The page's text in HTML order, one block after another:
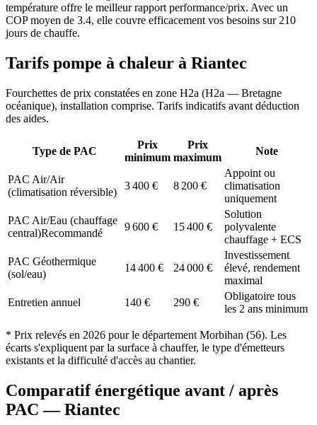
température offre le meilleur rapport performance/prix. Avec un
COP moyen de 3.4, elle couvre efficacement vos besoins sur 210
jours de chauffe.
Tarifs pompe à chaleur à Riantec
Fourchettes de prix constatées en zone H2a (H2a — Bretagne
océanique), installation comprise. Tarifs indicatifs avant déduction
des aides.
Type de PAC
Prix
minimum
Prix
maximum
Note
PAC Air/Air
(climatisation réversible)
3 400 € 8 200 €
Appoint ou
climatisation
uniquement
PAC Air/Eau (chauffage
central)Recommandé
9 600 € 15 400 €
Solution
polyvalente
chauffage + ECS
PAC Géothermique
(sol/eau)
14 400 € 24 000 €
Investissement
élevé, rendement
maximal
Entretien annuel
140 € 290 €
Obligatoire tous
les 2 ans minimum
* Prix relevés en 2026 pour le département Morbihan (56). Les
écarts s'expliquent par la surface à chauffer, le type d'émetteurs
existants et la difficulté d'accès au chantier.
Comparatif énergétique avant / après
PAC —Riantec